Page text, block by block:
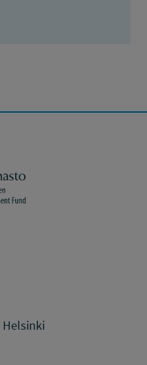
YouTube
kohteessa:kohteessa:
Helsinki